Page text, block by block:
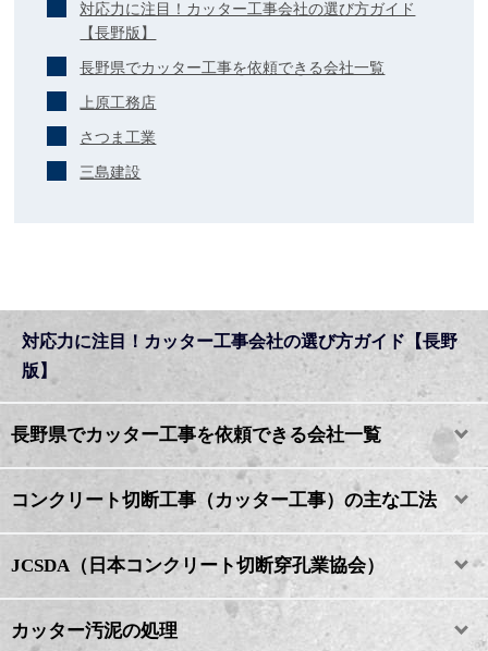
対応力に注目！カッター工事会社の選び方ガイド
【長野版】
長野県でカッター工事を依頼できる会社一覧
上原工務店
さつま工業
三島建設
対応力に注目！カッター工事会社の選び方ガイド【長野
版】
長野県でカッター工事を依頼できる会社一覧
コンクリート切断工事（カッター工事）の主な工法
JCSDA（日本コンクリート切断穿孔業協会）
カッター汚泥の処理